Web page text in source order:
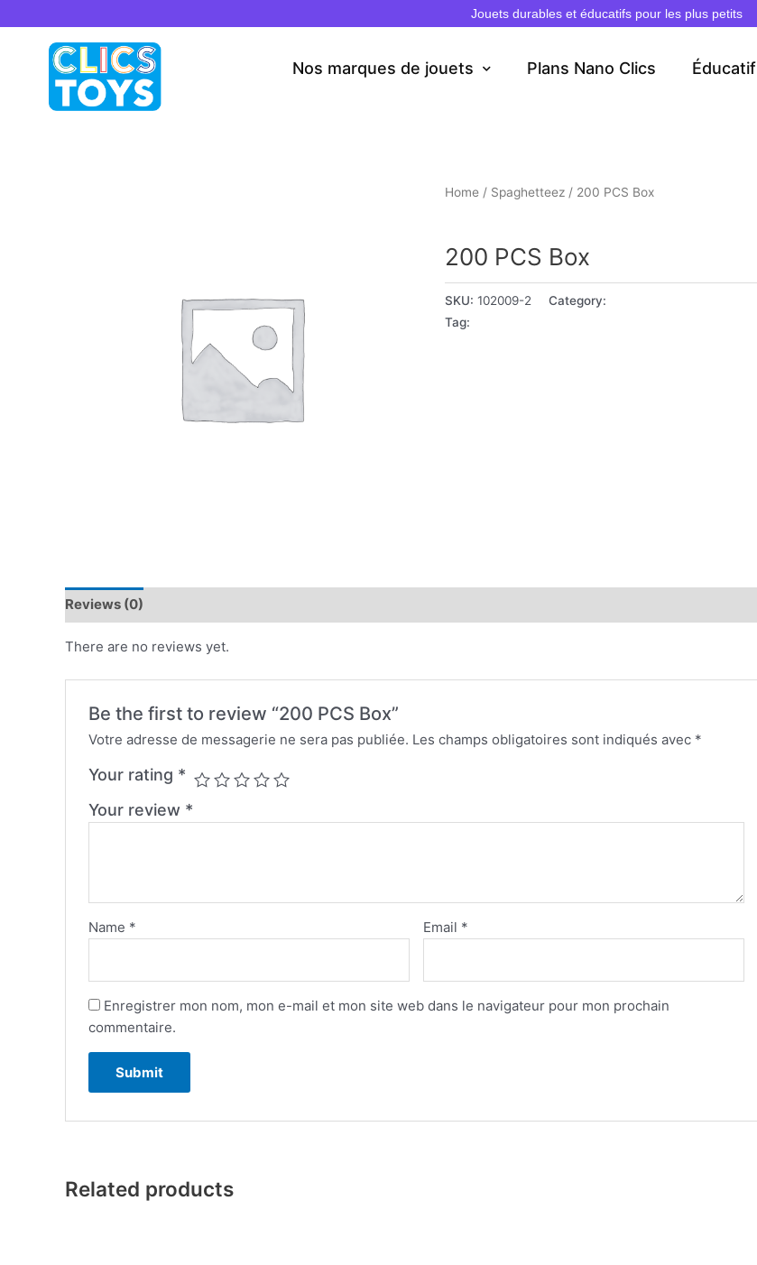
to
Jouets durables et éducatifs pour les plus petits
Nos marques de jouets Plans Nano Clics Éducatif
Home/ Spaghetteez/ 200 PCS Box
200 PCS Box
SKU: 102009-2 Category:
Tag:
Reviews (0)
There are no reviews yet.
Be the first to review “200 PCS Box”
Votre adresse de messagerie ne sera pas publiée. Les champs obligatoires sont indiqués avec *
Your rating *
Your review *
Name * Email *
Enregistrer mon nom, mon e-mail et mon site web dans le navigateur pour mon prochain
commentaire.
Related products